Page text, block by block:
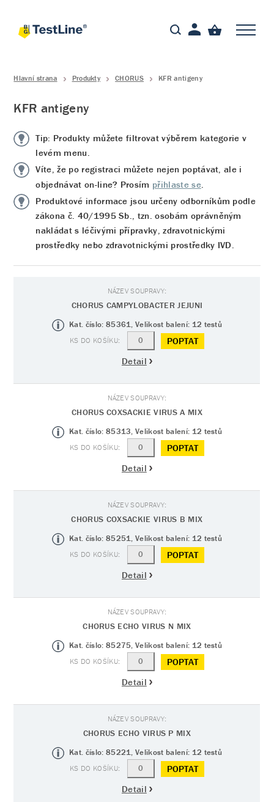
Hlavní strana Produkty CHORUS KFR antigeny
KFR antigeny
Tip: Produkty můžete filtrovat výběrem kategorie v
levém menu.
Víte, že po registraci můžete nejen poptávat, ale i
objednávat on-line? Prosím přihlaste se.
Produktové informace jsou určeny odborníkům podle
zákona č. 40/1995 Sb., tzn. osobám oprávněným
nakládat s léčivými přípravky, zdravotnickými
prostředky nebo zdravotnickými prostředky IVD.
CHORUS CAMPYLOBACTER JEJUNI
Kat. číslo: 85361, Velikost balení: 12 testů
POPTAT
Detail
CHORUS COXSACKIE VIRUS A MIX
Kat. číslo: 85313, Velikost balení: 12 testů
POPTAT
Detail
CHORUS COXSACKIE VIRUS B MIX
Kat. číslo: 85251, Velikost balení: 12 testů
POPTAT
Detail
CHORUS ECHO VIRUS N MIX
Kat. číslo: 85275, Velikost balení: 12 testů
POPTAT
Detail
CHORUS ECHO VIRUS P MIX
Kat. číslo: 85221, Velikost balení: 12 testů
POPTAT
Detail